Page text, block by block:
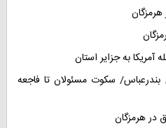
به جزایر استان
سکوت مسئولان تا فاجعه
در هرمزگان